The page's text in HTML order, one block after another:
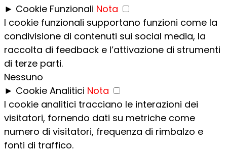
► Cookie Funzionali Nota
I cookie funzionali supportano funzioni come la
condivisione di contenuti sui social media, la
raccolta di feedback e l’attivazione di strumenti
di terze parti.
Nessuno
► Cookie Analitici Nota
I cookie analitici tracciano le interazioni dei
visitatori, fornendo dati su metriche come
numero di visitatori, frequenza di rimbalzo e
fonti di traffico.